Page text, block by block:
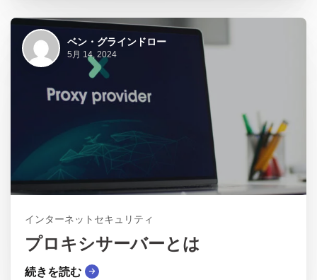
ベン・グラインドロー
5月 14, 2024
インターネットセキュリティ
プロキシサーバーとは
続きを読む